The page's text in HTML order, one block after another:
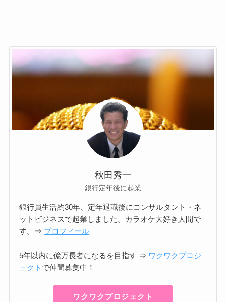
秋田秀一
銀行定年後に起業
銀行員生活約30年、定年退職後にコンサルタント・ネ
ットビジネスで起業しました。カラオケ大好き人間で
す。⇒ プロフィール
5年以内に億万長者になるを目指す ⇒ ワクワクプロジ
ェクト で仲間募集中！
ワクワクプロジェクト